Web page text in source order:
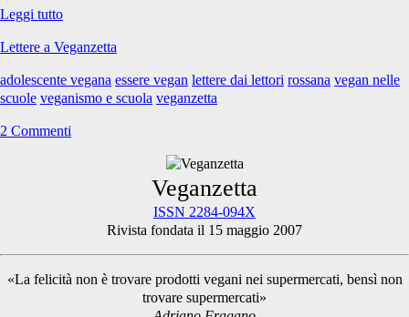
scuole</span>
Leggi tuttoRossana:
anni
vegana
Lettere a Veganzetta
adolescente vegana essere vegan lettere dai lettori rossana vegan nelle
scuole veganismo e scuola veganzetta
2 Commenti
Sidebar
Veganzetta
ISSN 2284-094X
Rivista fondata il 15 maggio 2007
«La felicità non è trovare prodotti vegani nei supermercati, bensì non
trovare supermercati»